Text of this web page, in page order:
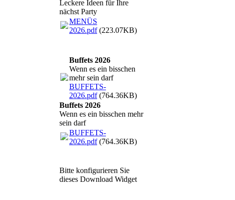
Leckere Ideen für Ihre
nächst Party
MENÜS
2026.pdf(223.07KB)
Buffets 2026
Wenn es ein bisschen
mehr sein darf
BUFFETS-
2026.pdf(764.36KB)
Buffets 2026
Wenn es ein bisschen mehr
sein darf
BUFFETS-
2026.pdf(764.36KB)
Bitte konfigurieren Sie
dieses Download Widget